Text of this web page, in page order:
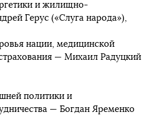
и жилищно-
Герус («Слуга народа»),
нации, медицинской
— Михаил Радуцкий
политики и
— Богдан Яременко